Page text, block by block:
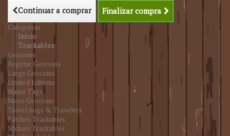
Continuar a comprar Finalizar compra
Categorias
Início
Trackables
Geocoins
Regular Geocoins
Large Geocoins
Limited Editions
Name Tags
Micro Geocoins
Travel bugs & Travelers
Patches Trackables
Stickers Trackables